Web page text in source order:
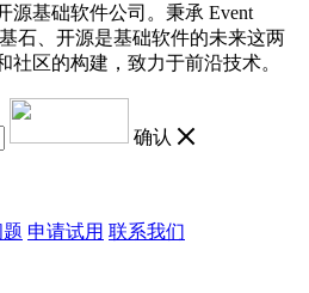
源基础软件公司。秉承 Event
石、开源是基础软件的未来这两
区的构建，致力于前沿技术。
确认
申请试用 联系我们